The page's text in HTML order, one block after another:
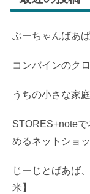
ぶーちゃんばあ
コンバインのク
うちの小さな家
STORES+note
めるネットショッ
じーじとばあば
米】